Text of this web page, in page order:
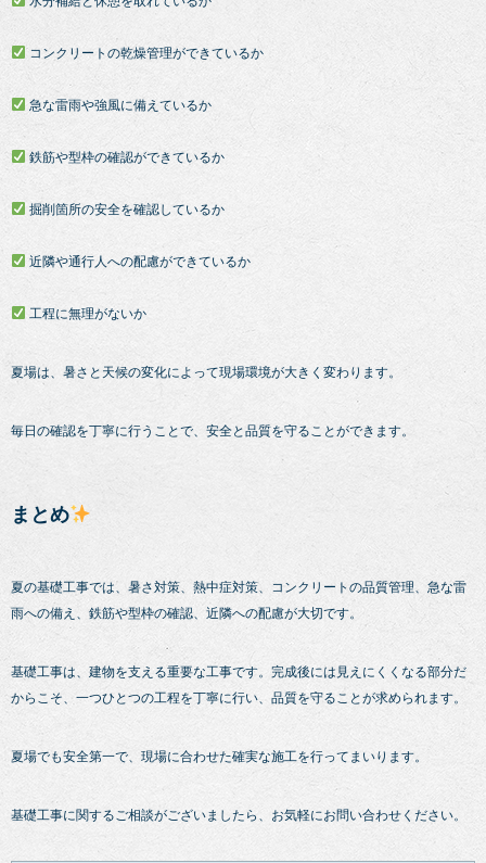
コンクリートの乾燥管理ができているか
急な雷雨や強風に備えているか
鉄筋や型枠の確認ができているか
掘削箇所の安全を確認しているか
近隣や通行人への配慮ができているか
工程に無理がないか
夏場は、暑さと天候の変化によって現場環境が大きく変わります。
毎日の確認を丁寧に行うことで、安全と品質を守ることができます。
まとめ
夏の基礎工事では、暑さ対策、熱中症対策、コンクリートの品質管理、急な雷
雨への備え、鉄筋や型枠の確認、近隣への配慮が大切です。
基礎工事は、建物を支える重要な工事です。完成後には見えにくくなる部分だ
からこそ、一つひとつの工程を丁寧に行い、品質を守ることが求められます。
夏場でも安全第一で、現場に合わせた確実な施工を行ってまいります。
基礎工事に関するご相談がございましたら、お気軽にお問い合わせください。